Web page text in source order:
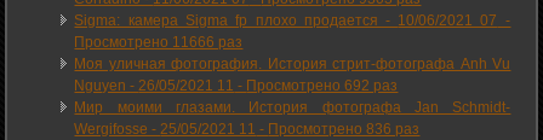
Sigma: камера Sigma fp плохо продается - 10/06/2021 07 -
Просмотрено 11666 раз
Моя уличная фотография. История стрит-фотографа Anh Vu
Nguyen -26/05/2021 11 - Просмотрено 692 раз
Мир моими глазами. История фотографа Jan Schmidt-
Wergifosse -25/05/2021 11 - Просмотрено 836 раз